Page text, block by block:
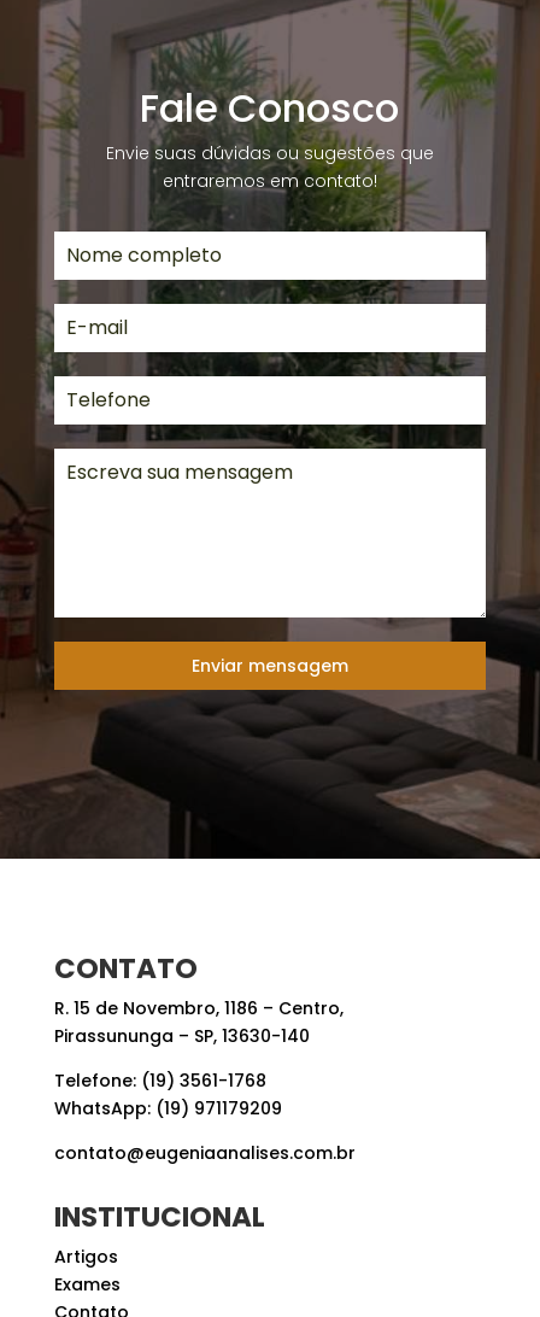
Fale Conosco
Envie suas dúvidas ou sugestões que
entraremos em contato!
Enviar mensagem
CONTATO
R. 15 de Novembro, 1186 – Centro,
Pirassununga – SP, 13630-140
Telefone: (19) 3561-1768
WhatsApp: (19) 971179209
contato@eugeniaanalises.com.br
INSTITUCIONAL
Artigos
Exames
Contato